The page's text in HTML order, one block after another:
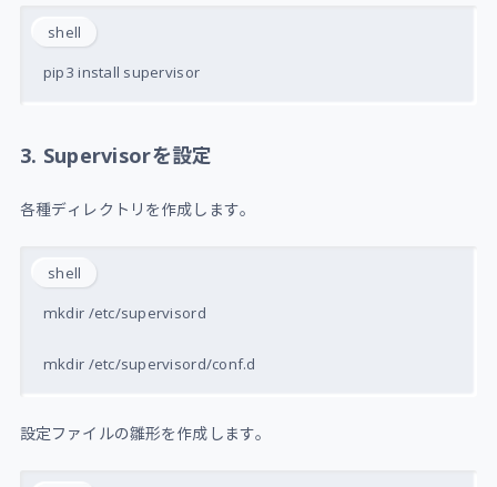
shell
3. Supervisorを設定
各種ディレクトリを作成します。
mkdir /etc/supervisord
shell
設定ファイルの雛形を作成します。